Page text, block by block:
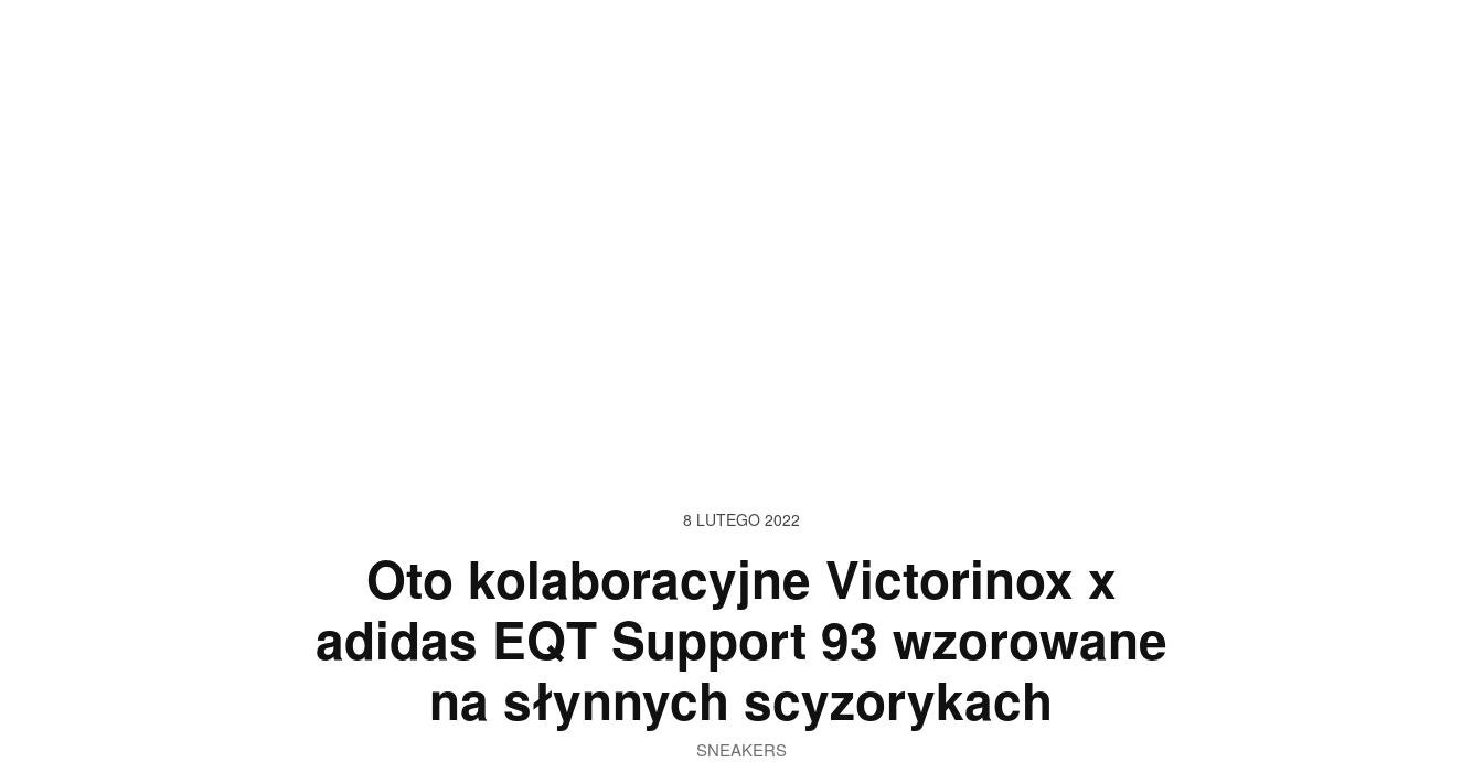
8 LUTEGO 2022
Oto kolaboracyjne Victorinox x
adidas EQT Support 93 wzorowane
na słynnych scyzorykach
SNEAKERS